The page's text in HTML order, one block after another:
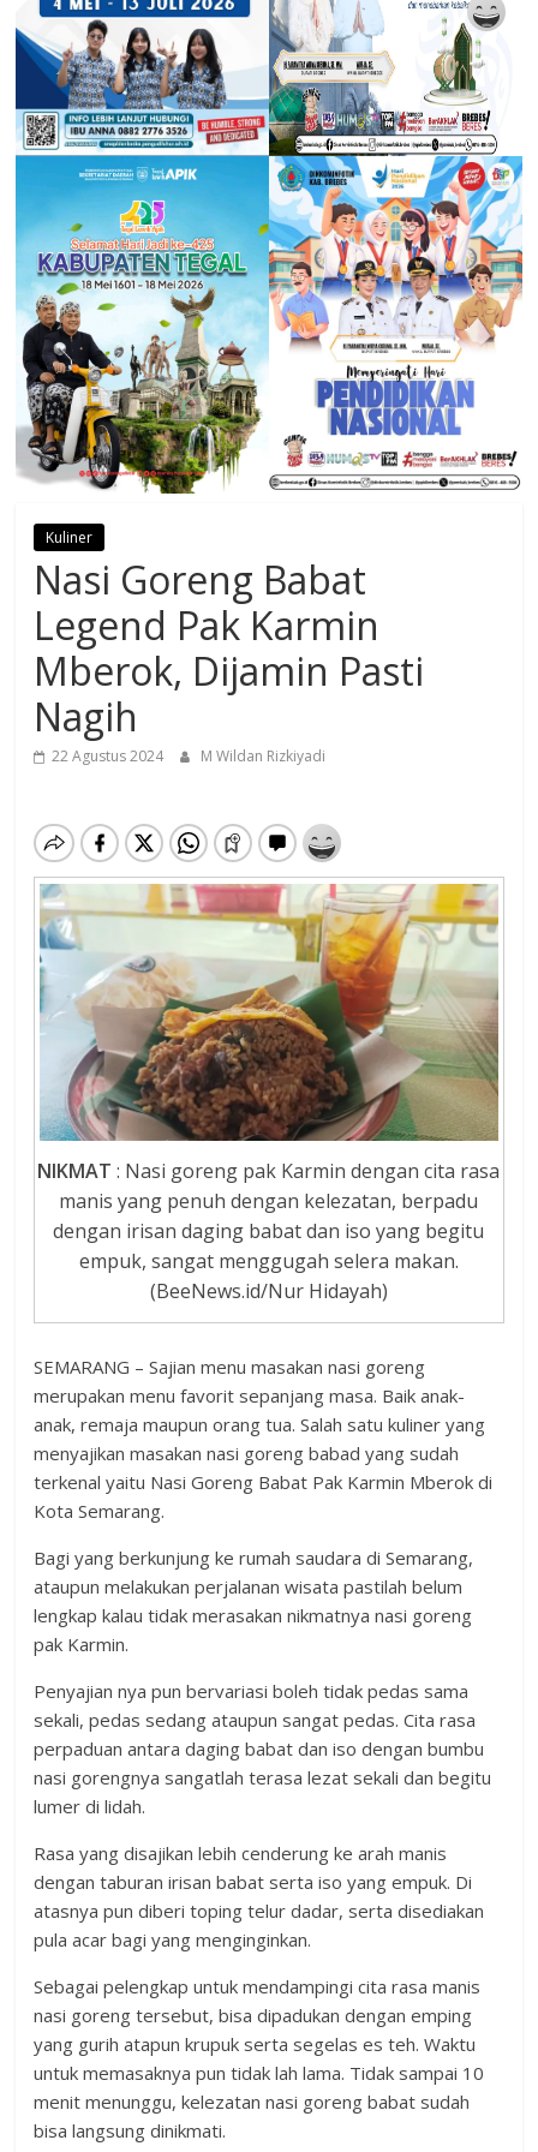
Kuliner
Nasi Goreng Babat
Legend Pak Karmin
Mberok, Dijamin Pasti
Nagih
22 Agustus 2024 M Wildan Rizkiyadi
NIKMAT : Nasi goreng pak Karmin dengan cita rasa
manis yang penuh dengan kelezatan, berpadu
dengan irisan daging babat dan iso yang begitu
empuk, sangat menggugah selera makan.
(BeeNews.id/Nur Hidayah)
SEMARANG – Sajian menu masakan nasi goreng
merupakan menu favorit sepanjang masa. Baik anak-
anak, remaja maupun orang tua. Salah satu kuliner yang
menyajikan masakan nasi goreng babad yang sudah
terkenal yaitu Nasi Goreng Babat Pak Karmin Mberok di
Kota Semarang.
Bagi yang berkunjung ke rumah saudara di Semarang,
ataupun melakukan perjalanan wisata pastilah belum
lengkap kalau tidak merasakan nikmatnya nasi goreng
pak Karmin.
Penyajian nya pun bervariasi boleh tidak pedas sama
sekali, pedas sedang ataupun sangat pedas. Cita rasa
perpaduan antara daging babat dan iso dengan bumbu
nasi gorengnya sangatlah terasa lezat sekali dan begitu
lumer di lidah.
Rasa yang disajikan lebih cenderung ke arah manis
dengan taburan irisan babat serta iso yang empuk. Di
atasnya pun diberi toping telur dadar, serta disediakan
pula acar bagi yang menginginkan.
Sebagai pelengkap untuk mendampingi cita rasa manis
nasi goreng tersebut, bisa dipadukan dengan emping
yang gurih atapun krupuk serta segelas es teh. Waktu
untuk memasaknya pun tidak lah lama. Tidak sampai 10
menit menunggu, kelezatan nasi goreng babat sudah
bisa langsung dinikmati.